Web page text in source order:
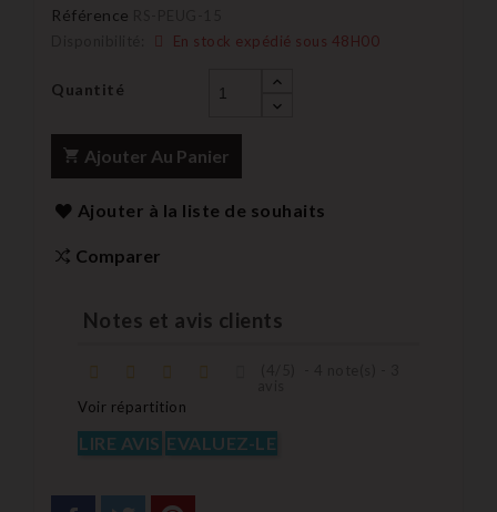
Référence
En stock expédié sous 48H00
Quantité
Ajouter Au Panier
Ajouter à la liste de souhaits
Comparer
Notes et avis clients
Voir répartition
LIRE AVIS EVALUEZ-LE